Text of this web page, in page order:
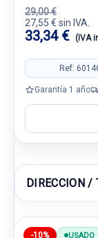
29,00 €
27,55 € sin IVA.
33,34 € (IVA
Ref:
Garantía 1 año
DIRECCION /
-10% USADO